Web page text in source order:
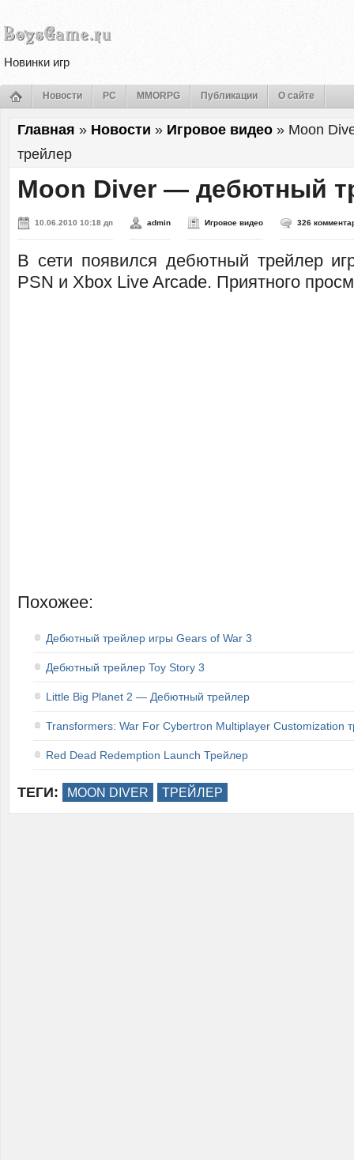
Новинки игр
Новости PC MMORPG Публикации О сайте
Главная » Новости » Игровое видео » Moon
трейлер
Moon Diver — дебютный
10.06.2010 10:18 дп admin Игровое видео 326
В сети появился дебютный трейлер
PSN и Xbox Live Arcade. Приятного
Похожее:
Дебютный трейлер игры Gears of War 3
Дебютный трейлер Toy Story 3
Little Big Planet 2 — Дебютный трейлер
Transformers: War For Cybertron Multiplayer Customization
Red Dead Redemption Launch Трейлер
ТЕГИ: MOON DIVER ТРЕЙЛЕР